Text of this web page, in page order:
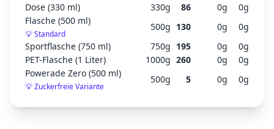
Dose (330 ml)
330g 86 0g 0g
Flasche (500 ml)
💡Standard
500g 130 0g 0g
Sportflasche (750 ml)
750g 195 0g 0g
PET-Flasche (1 Liter)
1000g 260 0g 0g
Powerade Zero (500 ml)
💡Zuckerfreie Variante
500g 5 0g 0g